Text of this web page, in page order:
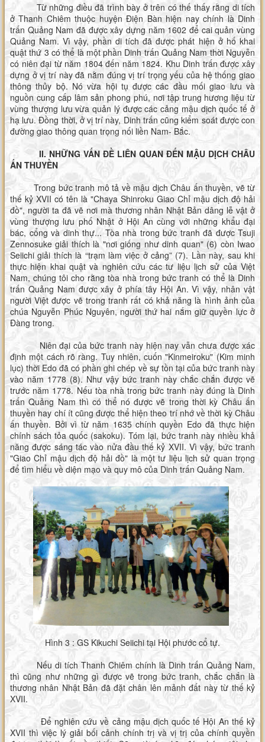
Từ những điều đã trình bày ở trên có thế thấy rằng di tích
ở Thanh Chiêm thuộc huyện Điện Bàn hiện nay chính là Dinh
trấn Quảng Nam đã được xây dựng năm 1602 để cai quản vùng
Quảng Nam. Vì vậy, phần di tích đã được phát hiện ở hố khai
quật thứ 3 có thể là một phần Dinh trấn Quảng Nam thời Nguyễn
có niên đại từ năm 1804 đến năm 1824. Khu Dinh trấn được xây
dựng ở vị trí này đã nằm đúng vị trí trọng yếu của hệ thống giao
thông thủy bộ. Nó vừa hội tụ được các đầu mối giao lưu và
nguồn cung cấp lâm sản phong phú, nơi tập trung hương liệu từ
vùng thượng lưu vừa quản lý được các cảng mậu dịch quốc tế ở
hạ lưu. Đồng thời, ở vị trí này, Dinh trấn cũng kiểm soát được con
đường giao thông quan trọng nối liền Nam- Bắc.
II. NHỮNG VẤN ĐỀ LIÊN QUAN ĐẾN MẬU DỊCH CHÂU
ẤN THUYỀN
Trong bức tranh mô tả về mậu dịch Châu ấn thuyền, vẽ từ
thế kỷ XVII có tên là "Chaya Shinroku Giao Chỉ mậu dịch độ hải
đồ", người ta đã vẽ nơi mà thương nhân Nhật Bản dâng lễ vật ở
vùng thượng lưu phố Nhật ở Hội An cùng với những khẩu đại
bác, cổng và dinh thự... Tòa nhà trong bức tranh đã được Tsuji
Zennosuke giải thích là "nơi giống như dinh quan" (6) còn Iwao
Seiichi giải thích là “trạm làm việc ở cảng” (7). Lần này, sau khi
thực hiện khai quật và nghiên cứu các tư liệu lịch sử của Việt
Nam, chúng tôi cho rằng tòa nhà trong bức tranh có thể là Dinh
trấn Quảng Nam được xây ở phía tây Hội An. Vì vậy, nhân vật
người Việt được vẽ trong tranh rất có khả năng là hình ảnh của
chúa Nguyễn Phúc Nguyên, người thứ hai nắm giữ quyền lực ở
Đàng trong.
Niên đại của bức tranh này hiện nay vẫn chưa được xác
định một cách rõ ràng. Tuy nhiên, cuốn "Kinmeiroku" (Kim minh
lục) thời Edo đã có phần ghi chép về sự tồn tại của bức tranh này
vào năm 1778 (8). Như vậy bức tranh này chắc chắn được vẽ
trước năm 1778. Nếu tòa nhà trong bức tranh này đúng là Dinh
trấn Quảng Nam thì có thể nó được vẽ trong thời kỳ Châu ấn
thuyền hay chí ít cũng được thể hiện theo trí nhớ về thời kỳ Châu
ấn thuyền. Bởi vì từ năm 1635 chính quyền Edo đã thực hiện
chính sách tỏa quốc (sakoku). Tóm lại, bức tranh này nhiều khả
năng được sáng tác vào nửa đầu thế kỷ XVII. Vì vậy, bức tranh
"Giao Chỉ mậu dịch độ hải đồ" là một tư liệu lịch sử quan trọng
để tìm hiểu về diện mạo và quy mô của Dinh trấn Quảng Nam.
Hình 3 : GS Kikuchi Seiichi tại Hội phước cổ tự.
Nếu di tích Thanh Chiêm chính là Dinh trấn Quảng Nam,
thì cũng như những gì được vẽ trong bức tranh, chắc chắn là
thương nhân Nhật Bản đã đặt chân lên mảnh đất này từ thế kỷ
XVII.
Để nghiên cứu về cảng mậu dịch quốc tế Hội An thế kỷ
XVII thì việc lý giải bối cảnh chính trị và vị trị của chính quyền